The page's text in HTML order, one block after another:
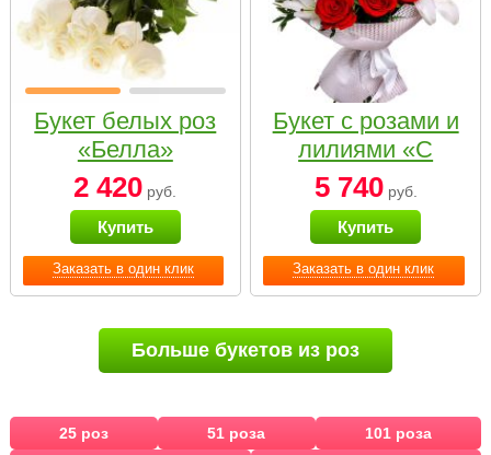
Заказать в один клик
Букет белых роз
«Белла»
2 420 руб.
Купить
Заказать в один клик
Букет с розами и
лилиями «С
наилучшими
пожеланиями»
5 740руб.
Купить
Больше букетов из роз
25 роз 51 роза
101 роза